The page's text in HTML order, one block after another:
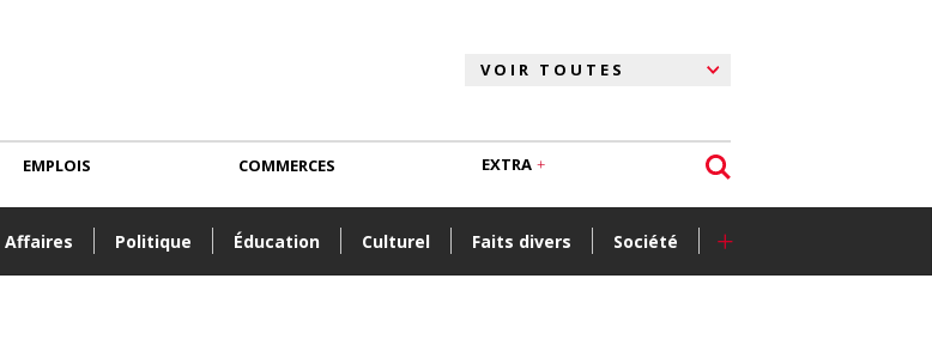
Affaires Politique Éducation Culturel Faits divers Société +
EMPLOIS COMMERCES EXTRA